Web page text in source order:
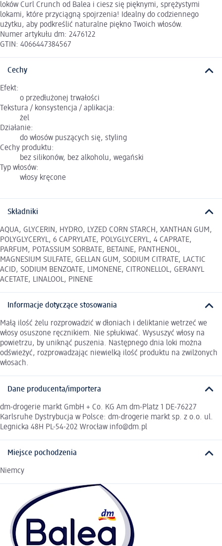
loków Curl Crunch od Balea i ciesz się pięknymi, sprężystymi
lokami, które przyciągną spojrzenia! Idealny do codziennego
użytku, aby podkreślić naturalne piękno Twoich włosów.
Numer artykułu dm: 2476122
GTIN: 4066447384567
Cechy
Efekt:
o przedłużonej trwałości
Tekstura / konsystencja / aplikacja:
żel
Działanie:
do włosów puszących się, styling
Cechy produktu:
bez silikonów, bez alkoholu, wegański
Typ włosów:
włosy kręcone
Składniki
AQUA, GLYCERIN, HYDRO, LYZED CORN STARCH, XANTHAN GUM,
POLYGLYCERYL, 6 CAPRYLATE, POLYGLYCERYL, 4 CAPRATE,
PARFUM, POTASSIUM SORBATE, BETAINE, PANTHENOL,
MAGNESIUM SULFATE, GELLAN GUM, SODIUM CITRATE, LACTIC
ACID, SODIUM BENZOATE, LIMONENE, CITRONELLOL, GERANYL
ACETATE, LINALOOL, PINENE
Informacje dotyczące stosowania
Małą ilość żelu rozprowadzić w dłoniach i deliktanie wetrzeć we
włosy osuszone ręcznikiem. Nie spłukiwać. Wysuszyć włosy na
powietrzu, by uniknąć puszenia. Następnego dnia loki można
odświeżyć, rozprowadzając niewielką ilość produktu na zwilżonych
włosach.
Dane producenta/importera
dm-drogerie markt GmbH + Co. KG Am dm-Platz 1 DE-76227
Karlsruhe Dystrybucja w Polsce: dm-drogerie markt sp. z o.o. ul.
Legnicka 48H PL-54-202 Wrocław info@dm.pl
Miejsce pochodzenia
Niemcy